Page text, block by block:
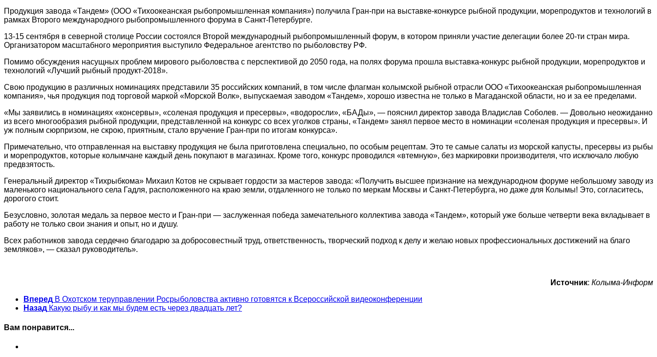
Продукция завода «Тандем» (ООО «Тихоокеанская рыбопромышленная компания») получила Гран-при на выставке-конкурсе рыбной продукции, морепродуктов и технологий в
рамках Второго международного рыбопромышленного форума в Санкт-Петербурге.
13-15 сентября в северной столице России состоялся Второй международный рыбопромышленный форум, в котором приняли участие делегации более 20-ти стран мира.
Организатором масштабного мероприятия выступило Федеральное агентство по рыболовству РФ.
Помимо обсуждения насущных проблем мирового рыболовства с перспективой до 2050 года, на полях форума прошла выставка-конкурс рыбной продукции, морепродуктов и
технологий «Лучший рыбный продукт-2018».
Свою продукцию в различных номинациях представили 35 российских компаний, в том числе флагман колымской рыбной отрасли ООО «Тихоокеанская рыбопромышленная
компания», чья продукция под торговой маркой «Морской Волк», выпускаемая заводом «Тандем», хорошо известна не только в Магаданской области, но и за ее пределами.
«Мы заявились в номинациях «консервы», «соленая продукция и пресервы», «водоросли», «БАДы», — пояснил директор завода Владислав Соболев. — Довольно неожиданно
из всего многообразия рыбной продукции, представленной на конкурс со всех уголков страны, «Тандем» занял первое место в номинации «соленая продукция и пресервы». И
уж полным сюрпризом, не скрою, приятным, стало вручение Гран-при по итогам конкурса».
Примечательно, что отправленная на выставку продукция не была приготовлена специально, по особым рецептам. Это те самые салаты из морской капусты, пресервы из рыбы
и морепродуктов, которые колымчане каждый день покупают в магазинах. Кроме того, конкурс проводился «втемную», без маркировки производителя, что исключало любую
предвзятость.
Генеральный директор «Тихрыбкома» Михаил Котов не скрывает гордости за мастеров завода: «Получить высшее признание на международном форуме небольшому заводу из
маленького национального села Гадля, расположенного на краю земли, отдаленного не только по меркам Москвы и Санкт-Петербурга, но даже для Колымы! Это, согласитесь,
дорогого стоит.
Безусловно, золотая медаль за первое место и Гран-при — заслуженная победа замечательного коллектива завода «Тандем», который уже больше четверти века вкладывает в
работу не только свои знания и опыт, но и душу.
Всех работников завода сердечно благодарю за добросовестный труд, ответственность, творческий подход к делу и желаю новых профессиональных достижений на благо
земляков», — сказал руководитель».
Источник: Колыма-Информ
Вперед В Охотском теруправлении Росрыболовства активно готовятся к Всероссийской видеоконференции
Назад Какую рыбу и как мы будем есть через двадцать лет?
Вам понравится...